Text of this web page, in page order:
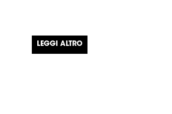
LEGGI ALTRO